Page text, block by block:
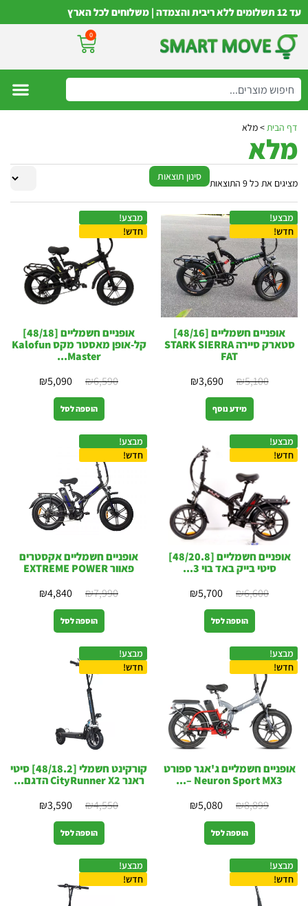
עד 12 תשלומים ללא ריבית והצמדה | משלוחים לכל הארץ
0
דף הבית >מלא
מלא
מציגים את כל ⁦9⁩ התוצאות
סינון תוצאות
אופניים חשמליים [48/16]
סטארק סיירה STARK SIERRA
FAT
מבצע!
חדש!
₪5,100
₪3,690
מידע נוסף
אופניים חשמליים [48/18]
קל-אופן מאסטר מקס Kalofun
Master...
מבצע!
חדש!
₪6,590
₪5,090
הוספה לסל
אופניים חשמליים [48/20.8]
סיטי בייק באד בוי 3...
מבצע!
חדש!
₪6,600
₪5,700
הוספה לסל
אופניים חשמליים אקסטרים
פאוור EXTREME POWER
מבצע!
חדש!
₪7,990
₪4,840
הוספה לסל
אופניים חשמליים ג'אגר ספורט
Neuron Sport MX3 –...
מבצע!
חדש!
₪8,899
₪5,080
הוספה לסל
קורקינט חשמלי [48/18.2] סיטי
ראנר CityRunner X2 הדגם...
מבצע!
חדש!
₪4,550
₪3,590
הוספה לסל
מבצע!
חדש!
מבצע!
חדש!